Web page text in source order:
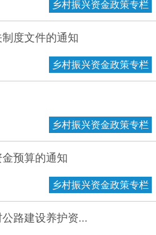
乡村振兴资金政策专栏
度文件的通知
乡村振兴资金政策专栏
乡村振兴资金政策专栏
预算的通知
乡村振兴资金政策专栏
路建设养护资...